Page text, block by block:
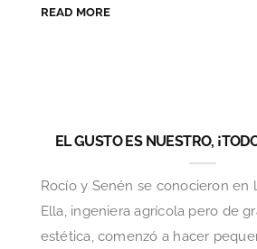
READ MORE
EL GUSTO ES NUESTRO,
Rocío y Senén se conocieron en
Ella, ingeniera agrícola pero de
estética, comenzó a hacer